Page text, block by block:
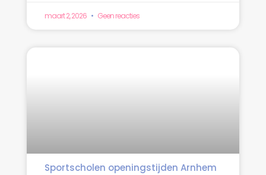
maart 2, 2026 Geen reacties
Sportscholen openingstijden Arnhem